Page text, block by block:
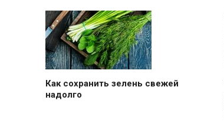
Как сохранить зелень свежей
надолго